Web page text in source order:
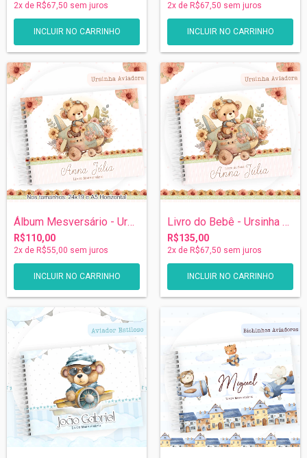
2x de R$67,50 sem juros 2x de R$67,50 sem juros
Álbum Mesversário - Ursinha Aviadora
R$110,00
2x de R$55,00 sem juros
INCLUIR NO CARRINHO
Livro do Bebê - Ursinha Aviadora
R$135,00
2x de R$67,50 sem juros